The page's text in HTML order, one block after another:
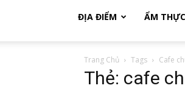
ĐỊA ĐIỂM ẨM THỰC
Trang Chủ Tags Cafe
Thẻ: cafe